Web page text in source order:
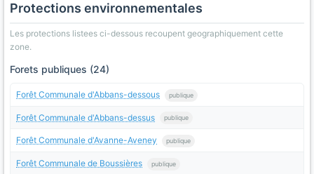
Protections environnementales
Les protections listees ci-dessous recoupent geographiquement cette
zone.
Forets publiques (24)
Forêt Communale d'Abbans-dessous publique
Forêt Communale d'Abbans-dessus publique
Forêt Communale d'Avanne-Aveney publique
Forêt Communale de Boussières publique